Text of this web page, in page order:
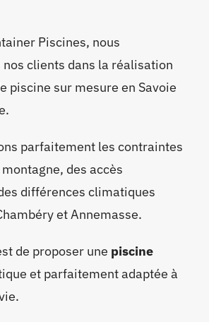
Piscines, nous
clients dans la réalisation
piscine sur mesure en Savoie
parfaitement les contraintes
des accès
différences climatiques
et Annemasse.
de proposer une piscine
et parfaitement adaptée à